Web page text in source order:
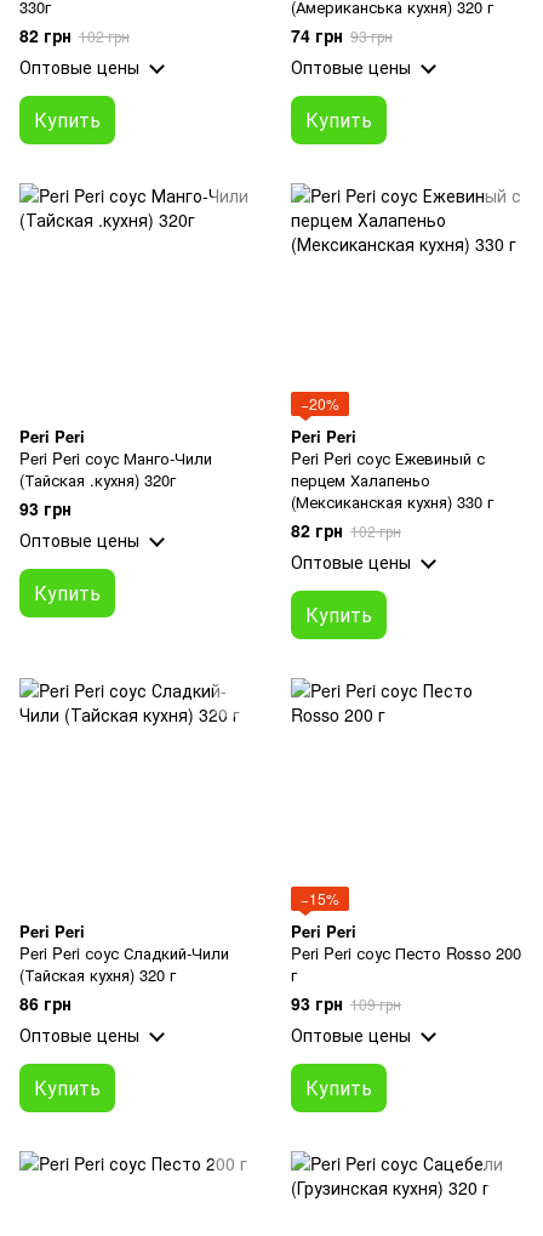
330г
82 грн 102 грн
Оптовые цены
Купить
(Американська кухня) 320 г
74 грн 93 грн
Оптовые цены
Купить
Peri Peri
Peri Peri соус Манго-Чили
(Тайская .кухня) 320г
93 грн
Оптовые цены
Купить
−20%
Peri Peri
Peri Peri соус Ежевиный с
перцем Халапеньо
(Мексиканская кухня) 330 г
82 грн 102 грн
Оптовые цены
Купить
Peri Peri
Peri Peri соус Сладкий-Чили
(Тайская кухня) 320 г
86 грн
Оптовые цены
Купить
−15%
Peri Peri
Peri Peri соус Песто Rosso 200
г
93 грн 109 грн
Оптовые цены
Купить